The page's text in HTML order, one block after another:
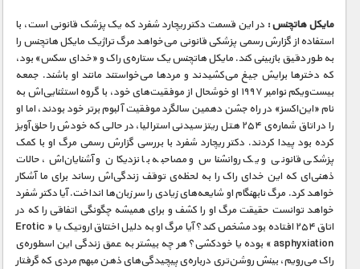
مایکل هاتچنس : در این قسمت دکتر ریچارد شفرد که یک پزشک قانونی است، با
استفاده از گزارش رسمی پزشکی قانونی می‌خواهد مرگ تراژیک مایکل هاتچنس را
به طور دقیق بازبینی کند. مایکل هاتچنس یک ستاره‌ی راک و «خدای سکس» بود،
که دخترها برایش جیغ می‌کشیدند و مردها می‌خواستند مانند او باشند. جمعه
بیست‌و‌یکم نوامبر ۱۹۹۷ او خوشحال از موفقیت‌های خود، با گروه استثنایی‌اش به
نام «این‌اکسز» در راه جشن دهمین سالگرد موفقیت آلبوم برتر خود بودند، اما او
را در اتاق شماره‌ی ۲۵۴ هتل ریتز سیدنی استرالیا، در حالی که خودش را حلق‌آویز
کرده بود پیدا کردند. دکتر ریچارد شفرد با بررسی گزارش رسمی مرگ او با کمک
پزشکی قانونی و یک روانشناس و مصاحبه با نزدیکان و آشنایان‌اش، حالات
ذهنی‌ای که این خدای راک را به لحظه‌ی توقف زندگی‌اش رساند برای ما آشکار
خواهد کرد. مرگ نابهنگام او شایعه‌های زیادی را سر زبان‌ها انداخت. آیا دکتر شفرد
خواهد توانست حقیقت مرگ او را کشف و برای همیشه چگونگی اتفاقی را که در
اتاق ۲۵۴ افتاده بود مشخص کند؟ آیا مرگ او به دلیل اختناق اروتیک یا « Erotic
asphyxiation » بوده یا خودکشی؟ هر چه بیشتر به عمق زندگی این اسطوره‌ی
راک می‌رویم، بینش روشن‌تری درباره‌ی پیچیدگی‌های ذهن مبهم مردی که گرفتار